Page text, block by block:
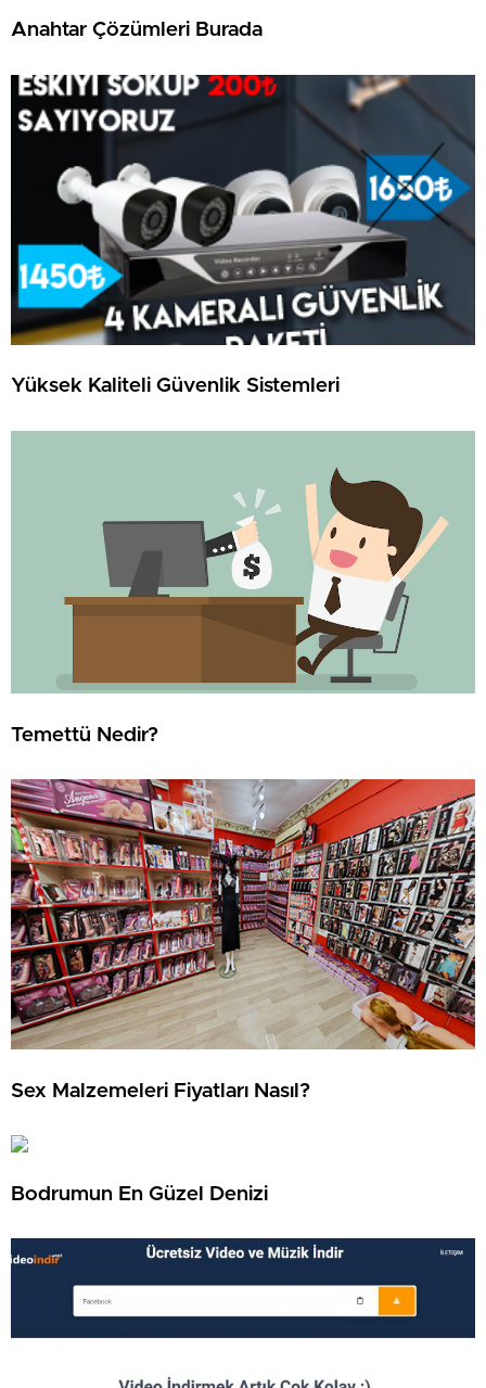
Anahtar Çözümleri Burada
Yüksek Kaliteli Güvenlik Sistemleri
Temettü Nedir?
Sex Malzemeleri Fiyatları Nasıl?
Bodrumun En Güzel Denizi